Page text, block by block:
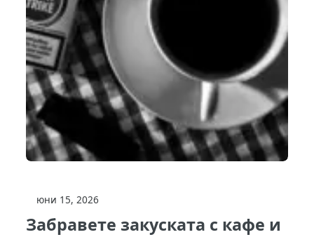
юни 15, 2026
Забравете закуската с кафе и